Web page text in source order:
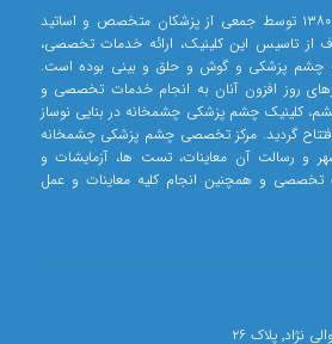
کلینیک مرکزی شهر در سال ۱۳۸۰ توسط جمعی از پزشکان متخصص و اساتید
از تاسیس این کلینیک، ارائه خدمات تخصصی،
چشم پزشکی و گوش و حلق و بینی بوده است.
روز افزون آنان به انجام خدمات تخصصی و
کلینیک چشم پزشکی چشمخانه در بنایی نوساز
مدرن در خردادماه ۱۳۹۵ افتتاح گردید. مرکز تخصصی چشم پزشکی چشمخانه
و رسالت آن معاینات، تست ها، آزمایشات و
و همچنین انجام کلیه معاینات و عمل